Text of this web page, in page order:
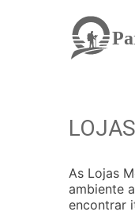
As Lojas
ambiente
encontrar